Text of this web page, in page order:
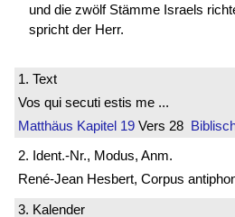
und die zwölf Stämme Israels
spricht der Herr.
1. Text
Vos qui secuti estis me ...
Matthäus Kapitel 19 Vers 28
2. Ident.-Nr., Modus, Anm.
René-Jean Hesbert, Corpus
3. Kalender